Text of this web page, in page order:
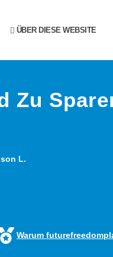
ÜBER DIESE WEBSITE
Zu
L.
Warum